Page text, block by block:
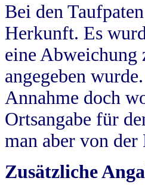
Bei den
Herkunft. Es
eine Abweichung
angegeben
Annahme doch
Ortsangabe für
man aber von
Zusätzliche